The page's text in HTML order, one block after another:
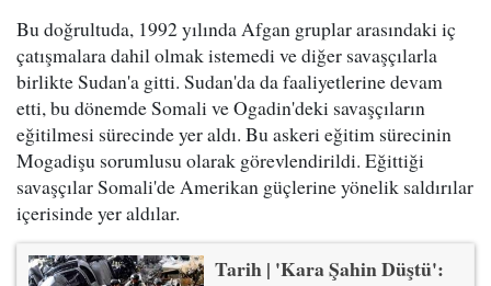
Bu doğrultuda, 1992 yılında Afgan gruplar arasındaki iç
çatışmalara dahil olmak istemedi ve diğer savaşçılarla
birlikte Sudan'a gitti. Sudan'da da faaliyetlerine devam
etti, bu dönemde Somali ve Ogadin'deki savaşçıların
eğitilmesi sürecinde yer aldı. Bu askeri eğitim sürecinin
Mogadişu sorumlusu olarak görevlendirildi. Eğittiği
savaşçılar Somali'de Amerikan güçlerine yönelik saldırılar
içerisinde yer aldılar.
Tarih | 'Kara Şahin Düştü':